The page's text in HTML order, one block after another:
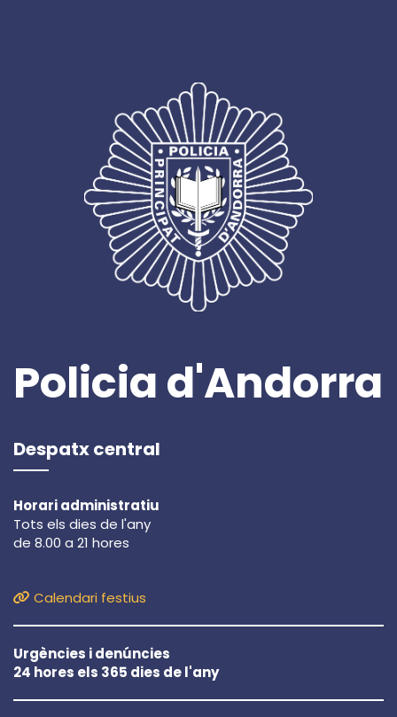
Policia d'Andorra
Despatx central
Horari administratiu
Tots els dies de l'any
de 8.00 a 21 hores
Calendari festius
Urgències i denúncies
24 hores els 365 dies de l'any